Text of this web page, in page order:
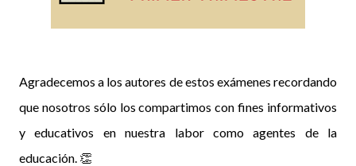
Agradecemos a los autores de estos exámenes recordando
que nosotros sólo los compartimos con fines informativos
y educativos en nuestra labor como agentes de la
educación. 👏